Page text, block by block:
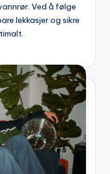
Ved å følge
lekkasjer og sikre